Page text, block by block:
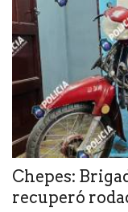
Chepes:
recuperó